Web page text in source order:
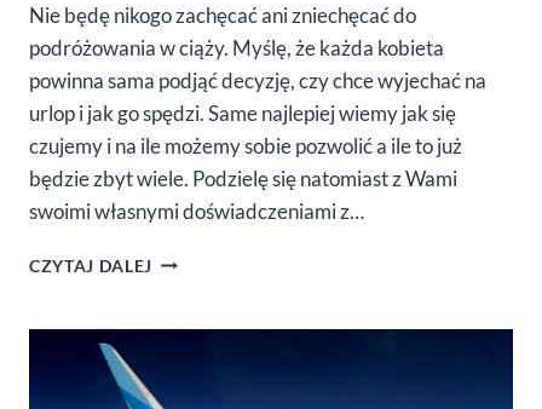
Nie będę nikogo zachęcać ani zniechęcać do
podróżowania w ciąży. Myślę, że każda kobieta
powinna sama podjąć decyzję, czy chce wyjechać na
urlop i jak go spędzi. Same najlepiej wiemy jak się
czujemy i na ile możemy sobie pozwolić a ile to już
będzie zbyt wiele. Podzielę się natomiast z Wami
swoimi własnymi doświadczeniami z…
CZYTAJ DALEJ PODRÓŻE
–